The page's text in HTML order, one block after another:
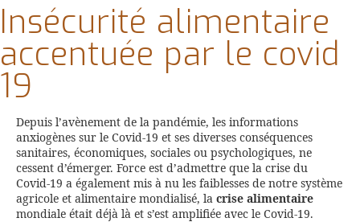
Insécurité alimentaire
accentuée par le covid
19
Depuis l’avènement de la pandémie, les informations
anxiogènes sur le Covid-19 et ses diverses conséquences
sanitaires, économiques, sociales ou psychologiques, ne
cessent d’émerger. Force est d’admettre que la crise du
Covid-19 a également mis à nu les faiblesses de notre système
agricole et alimentaire mondialisé, la crise alimentaire
mondiale était déjà là et s’est amplifiée avec le Covid-19.